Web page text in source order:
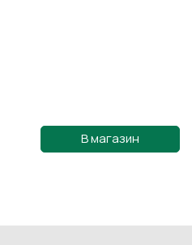
В магазин